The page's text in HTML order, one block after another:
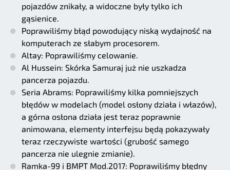
pojazdów znikały, a widoczne były tylko ich
gąsienice.
Poprawiliśmy błąd powodujący niską wydajność na
komputerach ze słabym procesorem.
Altay: Poprawiliśmy celowanie.
Al Hussein: Skórka Samuraj już nie uszkadza
pancerza pojazdu.
Seria Abrams: Poprawiliśmy kilka pomniejszych
błędów w modelach (model osłony działa i włazów),
a górna osłona działa jest teraz poprawnie
animowana, elementy interfejsu będą pokazywały
teraz rzeczywiste wartości (grubość samego
pancerza nie ulegnie zmianie).
Ramka-99 i BMPT Mod.2017: Poprawiliśmy błędny